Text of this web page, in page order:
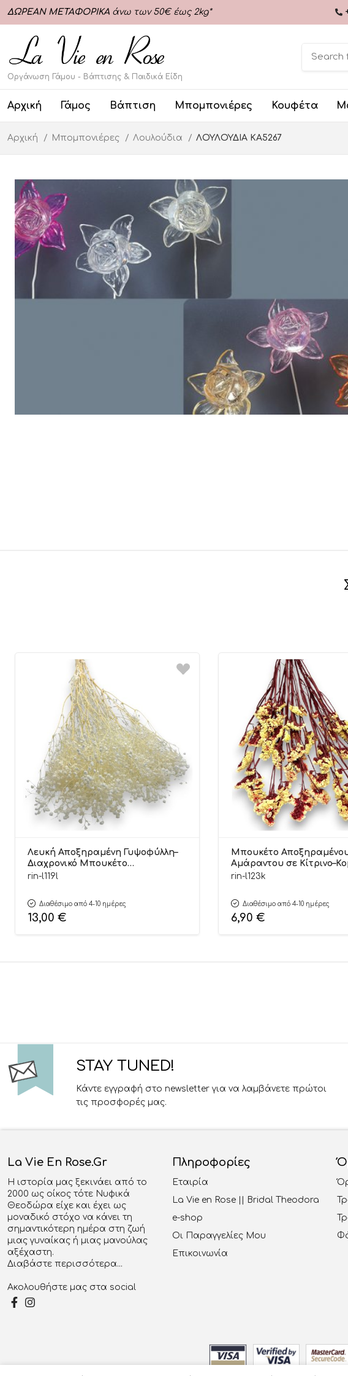
ΔΩΡΕΑΝ ΜΕΤΑΦΟΡΙΚΑ άνω των 50€ έως 2kg*
Οργάνωση Γάμου - Βάπτισης & Παιδικά Είδη
Αρχική Γάμος Βάπτιση Μπομπονιέρες Κουφέτα
Αρχική Μπομπονιέρες Λουλούδια ΛΟΥΛΟΥΔΙΑ ΚΑ5267
Λευκή Αποξηραμένη Γυψοφύλλη–
Διαχρονικό Μπουκέτο
Διακόσμησης 70cm | Λ119Λ Riniotis
rin-l119l
Διαθέσιμο από 4-10 ημέρες
13,00 €
Μπουκέτο
Αμάραντου σε
Διακόσμηση 70cm | Λ123Κ
rin-l123k
Διαθέσιμο από 4-10 ημέρες
6,90 €
STAY TUNED!
Κάντε εγγραφή στο newsletter για να λαμβάνετε πρώτοι
τις προσφορές μας.
La Vie En Rose.gr
Η ιστορία μας ξεκινάει από το
2000 ως οίκος τότε Νυφικά
Θεοδώρα είχε και έχει ως
μοναδικό στόχο να κάνει τη
σημαντικότερη ημέρα στη ζωή
μιας γυναίκας ή μιας μανούλας
αξέχαστη.
Διαβάστε περισσότερα...
Ακολουθήστε μας στα social
Πληροφορίες
Εταιρία
La Vie en Rose || Bridal Theodora
e-shop
Οι Παραγγελίες Μου
Επικοινωνία